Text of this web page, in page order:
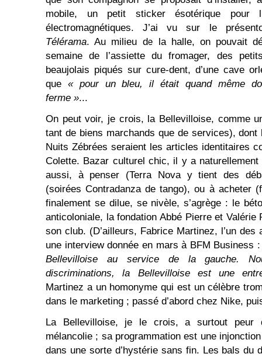
mobile, un petit sticker ésotérique pour
électromagnétiques. J’ai vu sur le
Télérama. Au milieu de la halle, on pouvait
semaine de l’assiette du fromager, des
beaujolais piqués sur cure-dent, d’une cave
que « pour un bleu, il était quand même
ferme »...
On peut voir, je crois, la Bellevilloise, comme
tant de biens marchands que de services),
Nuits Zébrées seraient les articles identitaires
Colette. Bazar culturel chic, il y a
aussi, à penser (Terra Nova y tient des
(soirées Contradanza de tango), ou à acheter
finalement se dilue, se nivèle, s’agrège : le
anticoloniale, la fondation Abbé Pierre et
son club. (D’ailleurs, Fabrice Martinez, l’un
une interview donnée en mars à BFM Business
Bellevilloise au service de la gauche.
discriminations, la Bellevilloise est une
Martinez a un homonyme qui est un célèbre
dans le marketing ; passé d’abord chez Nike,
La Bellevilloise, je le crois, a surtout
mélancolie ; sa programmation est une
dans une sorte d’hystérie sans fin. Les bals du